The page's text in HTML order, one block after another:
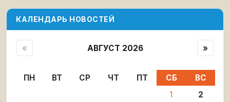
КАЛЕНДАРЬ НОВОСТЕЙ
« АВГУСТ 2026 »
ПН ВТ СР ЧТ ПТ СБ
ВС
1
2